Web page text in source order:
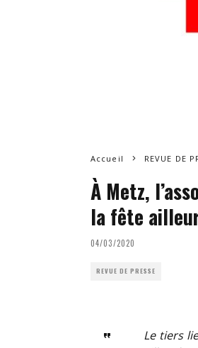
Accueil REVUE DE
À Metz,
la fête
04/03/2020
REVUE DE PRESSE
Le tiers